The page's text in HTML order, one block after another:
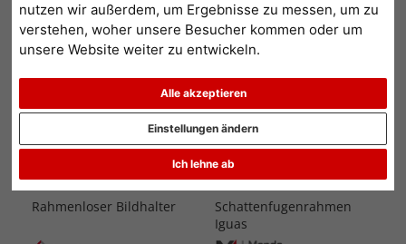
nutzen wir außerdem, um Ergebnisse zu messen, um zu
verstehen, woher unsere Besucher kommen oder um
unsere Website weiter zu entwickeln.
Alle akzeptieren
Ich lehne ab
Einstellungen ändern
Rahmenloser Bildhalter
Schattenfugenrahmen
Iguas